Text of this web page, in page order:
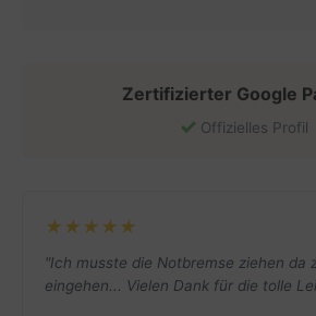
Zertifizierter Google
Offizielles Profil
★★★★★
"Ich musste die Notbremse ziehen da
eingehen... Vielen Dank für die tolle